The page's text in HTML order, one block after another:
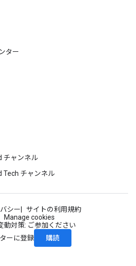
ター
チャンネル
Tech チャンネル
シー
サイトの利用規約
Manage cookies
動対策: ご参加ください
ーに登録
購読